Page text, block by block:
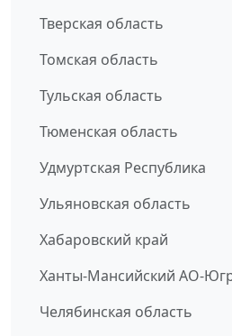
Тверская область
Томская область
Тульская область
Тюменская область
Удмуртская Республика
Ульяновская область
Хабаровский край
Ханты-Мансийский АО-
Челябинская область